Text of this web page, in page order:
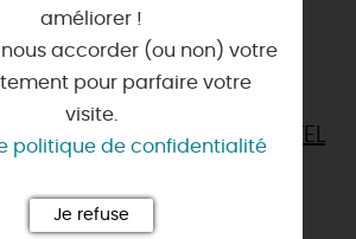
5 au repos. I...
JUNGLE ORLÉANS HÔTEL
Grand Hôtel se transforme et
améliorer !
nous accorder (ou non) votre
pour parfaire votre
visite.
politique de confidentialité
Je refuse